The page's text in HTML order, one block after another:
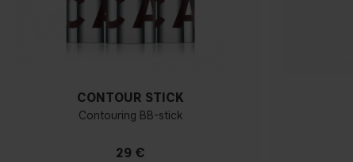
CONTOUR STICK
Contouring BB-stick
29 €